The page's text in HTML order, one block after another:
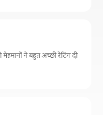
ने बहुत अच्छी रेटिंग दी